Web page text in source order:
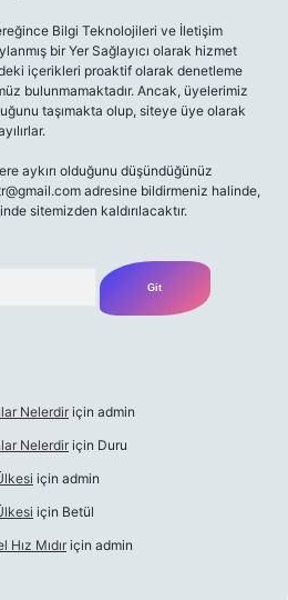
Bilgi Teknolojileri ve İletişim
bir Yer Sağlayıcı olarak hizmet
içerikleri proaktif olarak denetleme
bulunmamaktadır. Ancak, üyelerimiz
taşımakta olup, siteye üye olarak
aykırı olduğunu düşündüğünüz
adresine bildirmeniz halinde,
sitemizden kaldırılacaktır.
Nelerdir için admin
Nelerdir için Duru
için admin
için Betül
Mıdır için admin